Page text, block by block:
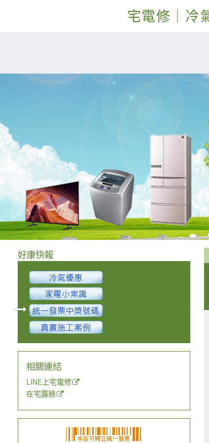
宅電修｜冷
好康快報
相關連結
LINE上宅電修
在宅露臉